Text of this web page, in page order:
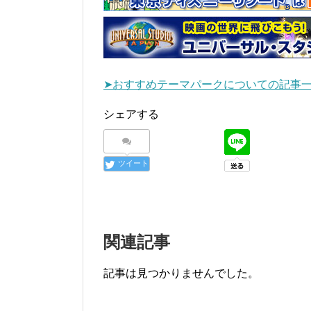
➤おすすめテーマパークについての記事
シェアする
ツイート
関連記事
記事は見つかりませんでした。